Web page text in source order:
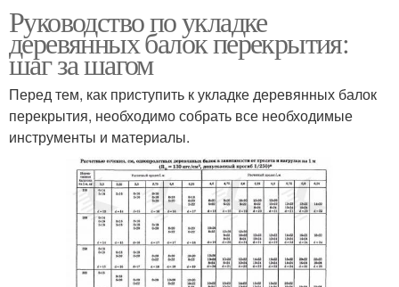
Руководство по укладке
деревянных балок перекрытия:
шаг за шагом
Перед тем, как приступить к укладке деревянных балок
перекрытия, необходимо собрать все необходимые
инструменты и материалы.